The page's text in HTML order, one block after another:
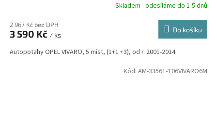
R
Skladem - odesíláme do 1-5 dnů
2 967 Kč bez DPH
3 590 Kč / ks
Do košíku
Autopotahy OPEL VIVARO, 5 míst, (1+1 +3), od r. 2001-2014
Kód: AM-33561-T06VIVARO6M